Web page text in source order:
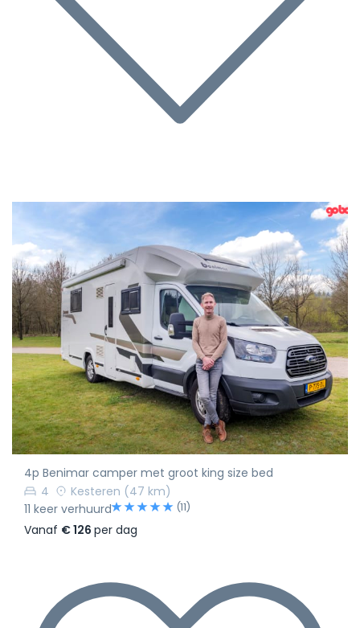
4p Benimar camper met groot king size bed
4
Kesteren (47 km)
11 keer verhuurd
(11)
Vanaf € 126 per dag